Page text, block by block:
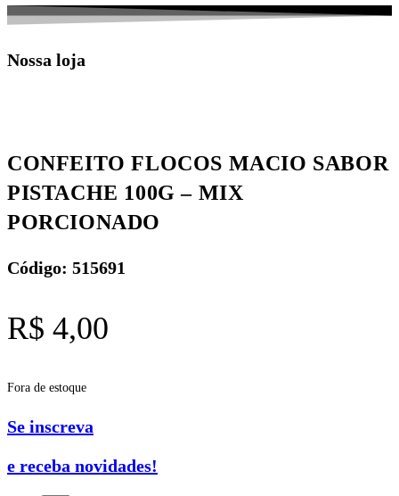
Nossa loja
CONFEITO FLOCOS MACIO SABOR
PISTACHE 100G – MIX
PORCIONADO
Código: 515691
R$ 4,00
Fora de estoque
Se inscreva
e receba novidades!